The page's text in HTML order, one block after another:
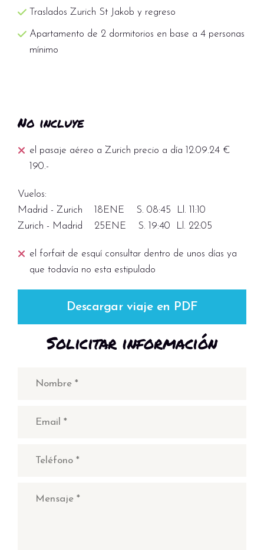
Traslados Zurich St Jakob y regreso
Apartamento de 2 dormitorios en base a 4 personas
mínimo
No incluye
el pasaje aéreo a Zurich precio a día 12.09.24 €
190.-
Vuelos:
Madrid - Zurich 18ENE S. 08:45 Ll. 11:10
Zurich - Madrid 25ENE S. 19:40 Ll. 22:05
el forfait de esquí consultar dentro de unos días ya
que todavía no esta estipulado
Descargar viaje en PDF
Solicitar información